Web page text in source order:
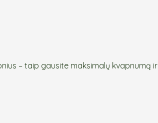
– taip gausite maksimalų kvapnumą ir